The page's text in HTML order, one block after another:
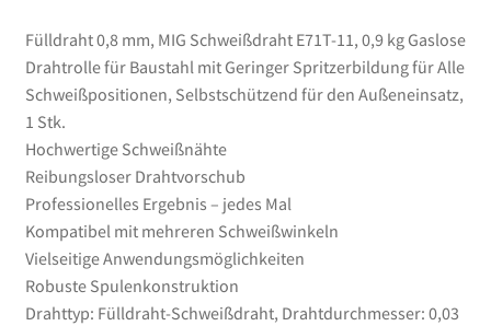
Selbstschützend
für
den
Außeneinsatz,
1
Stk.
Menge
Fülldraht 0,8 mm, MIG Schweißdraht E71T-11, 0,9 kg Gaslose
Drahtrolle für Baustahl mit Geringer Spritzerbildung für Alle
Schweißpositionen, Selbstschützend für den Außeneinsatz,
1 Stk.
Hochwertige Schweißnähte
Reibungsloser Drahtvorschub
Professionelles Ergebnis – jedes Mal
Kompatibel mit mehreren Schweißwinkeln
Vielseitige Anwendungsmöglichkeiten
Robuste Spulenkonstruktion
Drahttyp: Fülldraht-Schweißdraht, Drahtdurchmesser: 0,03